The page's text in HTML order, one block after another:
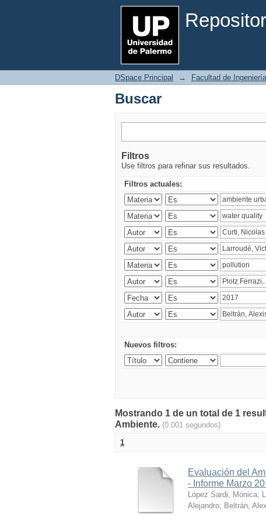
Buscar
DSpace Principal → Facultad de Ingeniería
Buscar
Filtros
Use filtros para refinar sus resultados.
Filtros actuales:
Nuevos filtros:
Mostrando 1 de un total de 1
Ambiente. (0.001 segundos)
1
Evaluación del
- Informe Marzo
López Sardi, Mónica;
Alejandro; Beltrán,